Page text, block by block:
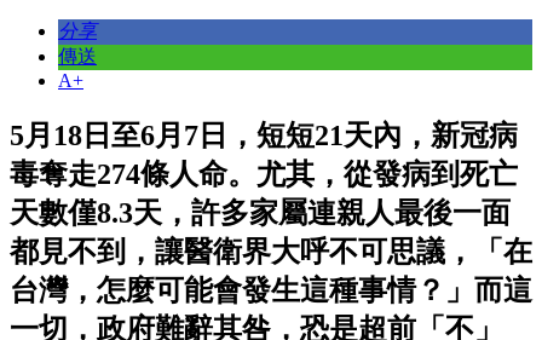
分享
傳送
A+
5月18日至6月7日，短短21天內，新冠病
毒奪走274條人命。尤其，從發病到死亡
天數僅8.3天，許多家屬連親人最後一面
都見不到，讓醫衛界大呼不可思議，「在
台灣，怎麼可能會發生這種事情？」而這
一切，政府難辭其咎，恐是超前「不」